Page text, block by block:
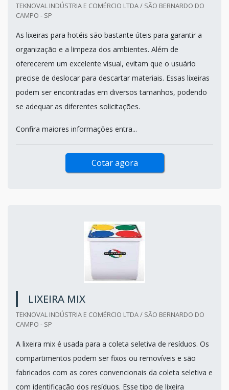
TEKNOVAL INDÚSTRIA E COMÉRCIO LTDA / SÃO BERNARDO DO
CAMPO - SP
As lixeiras para hotéis são bastante úteis para garantir a
organização e a limpeza dos ambientes. Além de
oferecerem um excelente visual, evitam que o usuário
precise de deslocar para descartar materiais. Essas lixeiras
podem ser encontradas em diversos tamanhos, podendo
se adequar as diferentes solicitações.
Confira maiores informações entra...
Cotar agora
LIXEIRA MIX
TEKNOVAL INDÚSTRIA E COMÉRCIO LTDA / SÃO BERNARDO DO
CAMPO - SP
A lixeira mix é usada para a coleta seletiva de resíduos. Os
compartimentos podem ser fixos ou removíveis e são
fabricados com as cores convencionais da coleta seletiva e
com identificação dos resíduos. Esse tipo de lixeira